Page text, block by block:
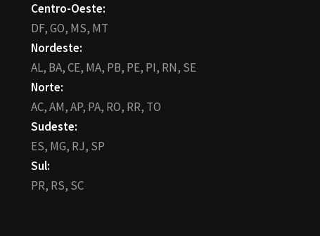
Centro-Oeste:
DF,GO, MS, MT
Nordeste:
AL, BA,CE, MA, PB, PE, PI, RN, SE
Norte:
AC,AM,AP, PA, RO, RR, TO
Sudeste:
ES, MG, RJ, SP
Sul:
PR, RS, SC